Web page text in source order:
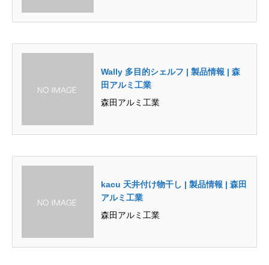
Wally 多目的シェルフ | 製品情報 | 森
田アルミ工業
森田アルミ工業
kacu 天井付け物干し | 製品情報 | 森田
アルミ工業
森田アルミ工業